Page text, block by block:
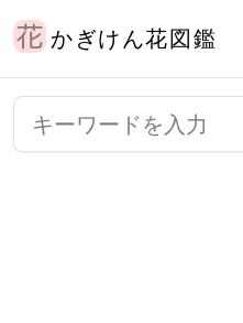
かぎけん花図鑑